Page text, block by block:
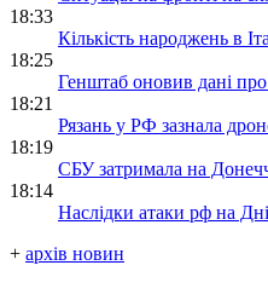
18:33
Кількість народжень в
18:25
Генштаб оновив дані
18:21
Рязань у РФ зазнала
18:19
СБУ затримала на
18:14
Наслідки атаки рф на
+ архів новин